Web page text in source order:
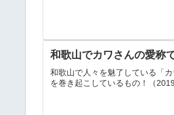
和歌山でカワさんの愛称
和歌山で人々を魅了している「
を巻き起こしているもの！（